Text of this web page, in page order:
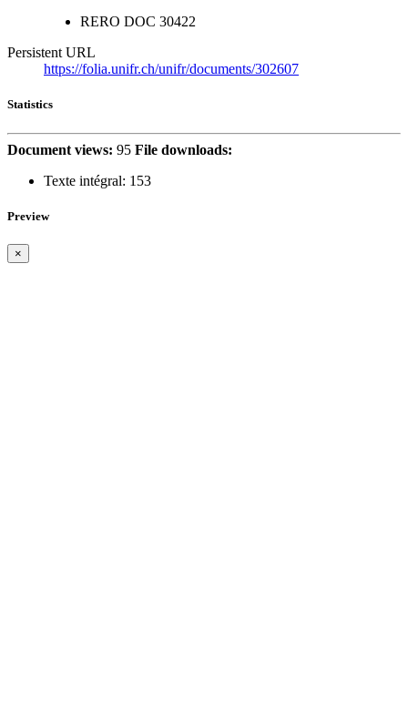
RERO DOC 30422
Persistent URL
https://folia.unifr.ch/unifr/documents/302607
Statistics
Document views: 95 File downloads:
Texte intégral: 153
Preview
×